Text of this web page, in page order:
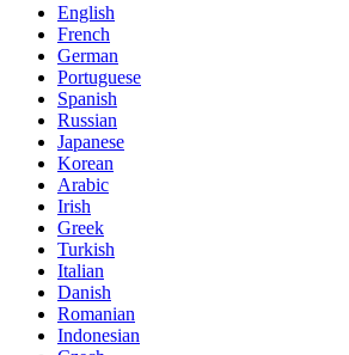
English
French
German
Portuguese
Spanish
Russian
Japanese
Korean
Arabic
Irish
Greek
Turkish
Italian
Danish
Romanian
Indonesian